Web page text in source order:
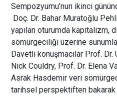
Sempozyumu’nun ikinci
Doç. Dr. Bahar Muratoğlu
yapılan oturumda kapitalizm,
sömürgeciliği üzerine
Davetli konuşmacılar Prof.
Nick Couldry, Prof. Dr. Elena
Asrak Hasdemir veri
tarihsel perspektiften